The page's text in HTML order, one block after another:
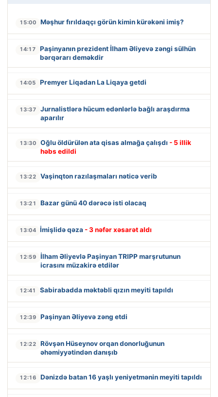
15:00 Məşhur fırıldaqçı görün kimin kürəkəni imiş?
14:17
Paşinyanın prezident İlham Əliyevə zəngi sülhün
bərqərarı deməkdir
14:05 Premyer Liqadan La Liqaya getdi
13:37
Jurnalistlərə hücum edənlərlə bağlı araşdırma
aparılır
13:30 Oğlu öldürülən ata qisas almağa çalışdı - 5 illik
həbs edildi
13:22 Vaşinqton razılaşmaları nəticə verib
13:21 Bazar günü 40 dərəcə isti olacaq
13:04 İmişlidə qəza - 3 nəfər xəsarət aldı
12:59
İlham Əliyevlə Paşinyan TRIPP marşrutunun
icrasını müzakirə etdilər
12:41 Sabirabadda məktəbli qızın meyiti tapıldı
12:39 Paşinyan Əliyevə zəng etdi
12:22
Rövşən Hüseynov orqan donorluğunun
əhəmiyyətindən danışıb
12:16 Dənizdə batan 16 yaşlı yeniyetmənin meyiti tapıldı